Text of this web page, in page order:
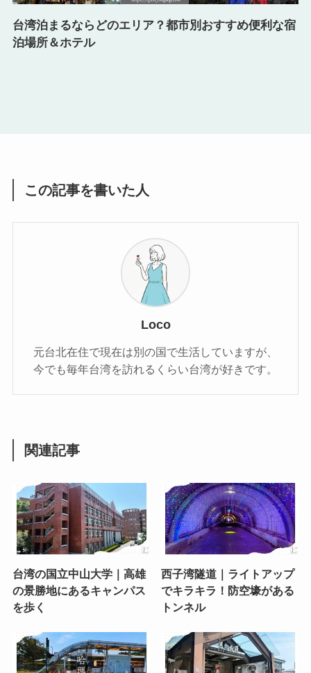
台湾泊まるならどのエリア？都市別おすすめ便利な宿
泊場所＆ホテル
この記事を書いた人
Loco
元台北在住で現在は別の国で生活していますが、
今でも毎年台湾を訪れるくらい台湾が好きです。
関連記事
台湾の国立中山大学｜高雄
の景勝地にあるキャンパス
を歩く
西子湾隧道｜ライトアップ
でキラキラ！防空壕がある
トンネル